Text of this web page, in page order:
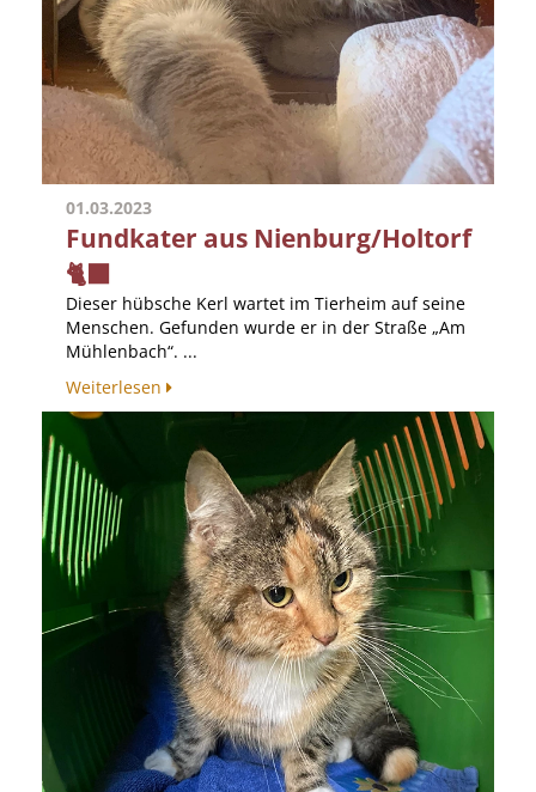
01.03.2023
Fundkater aus Nienburg/Holtorf
🐈‍⬛
Dieser hübsche Kerl wartet im Tierheim auf seine
Menschen. Gefunden wurde er in der Straße „Am
Mühlenbach“. ...
Weiterlesen